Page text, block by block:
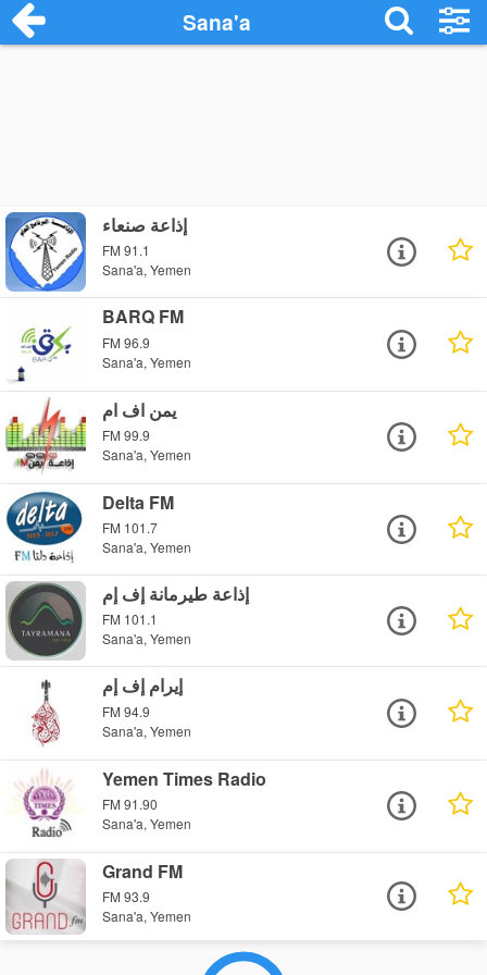
Sana'a
إذاعة صنعاء
FM 91.1
Sana'a, Yemen
BARQ FM
FM 96.9
Sana'a, Yemen
يمن اف ام
FM 99.9
Sana'a, Yemen
Delta FM
FM 101.7
Sana'a, Yemen
إذاعة طيرمانة إف إم
FM 101.1
Sana'a, Yemen
إيرام إف إم
FM 94.9
Sana'a, Yemen
Yemen Times Radio
FM 91.90
Sana'a, Yemen
Grand FM
FM 93.9
Sana'a, Yemen